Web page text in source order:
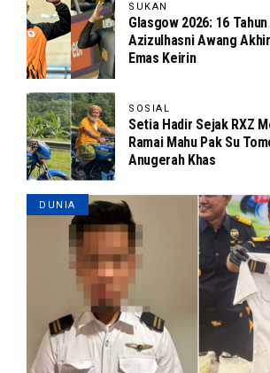
SUKAN
Glasgow 2026: 16
Azizulhasni Awang
Emas Keirin
SOSIAL
Setia Hadir Sejak RXZ
Ramai Mahu Pak Su
Anugerah Khas
DUNIA